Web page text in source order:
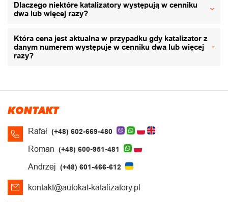
Dlaczego niektóre katalizatory występują w cenniku
dwa lub więcej razy?
Która cena jest aktualna w przypadku gdy katalizator z
danym numerem występuje w cenniku dwa lub więcej
razy?
KONTAKT
Rafał (+48) 602-669-480
Roman (+48) 600-951-481
Andrzej (+48) 601-466-612
kontakt@autokat-katalizatory.pl